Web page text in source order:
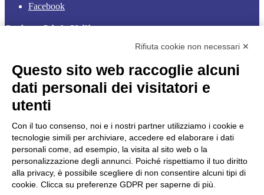
Facebook
Sezione Link Utili
Informativa Privacy
Ufficio Relazioni con il Pubblico
Dichiarazione di accessibilità
Obiettivi di accessibilità
Gestione consensi cookie
Amministrazione trasparente
Pagina visualizzata
149690 volte
Sezione Copyright
Rifiuta cookie non necessari ✕
Questo sito web raccoglie alcuni
dati personali dei visitatori e
utenti
Con il tuo consenso, noi e i nostri partner utilizziamo i cookie e
tecnologie simili per archiviare, accedere ed elaborare i dati
personali come, ad esempio, la visita al sito web o la
personalizzazione degli annunci. Poiché rispettiamo il tuo diritto
alla privacy, è possibile scegliere di non consentire alcuni tipi di
cookie. Clicca su preferenze GDPR per saperne di più.